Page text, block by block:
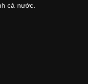
cả nước.